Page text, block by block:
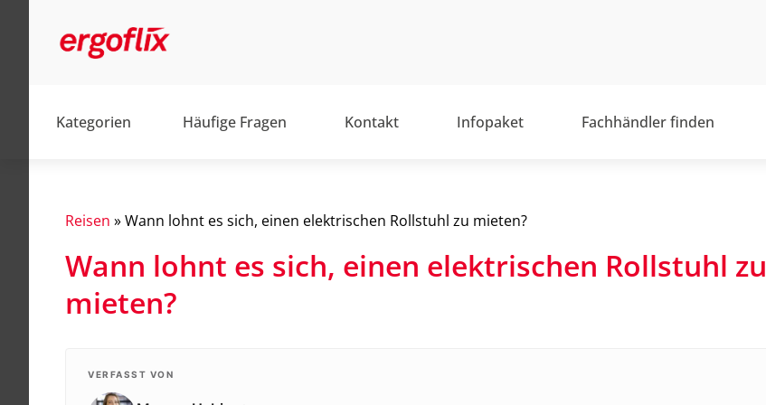
Kategorien Häufige Fragen Kontakt Infopaket Fachhändler finden
Alltag
Barrierefrei
Elektrorollstühle
Reisen »Wann lohnt es sich, einen elektrischen Rollstuhl zu mieten?
Wann lohnt es sich, einen elektrischen Rollstuhl zu
mieten?
VERFASST VON